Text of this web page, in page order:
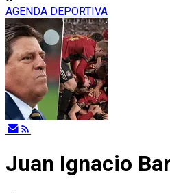
AGENDA DEPORTIVA
Juan Ignacio